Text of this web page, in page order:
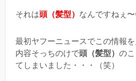
それは頭（髪型） なんですねぇ
最初ヤフーニュースでこの情報
内容そっちのけで頭（髪型） の
てしまいました・・・（笑）